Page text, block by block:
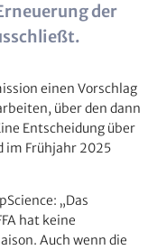
der
einen Vorschlag
über den dann
Entscheidung über
im Frühjahr 2025
„Das
hat keine
Auch wenn die